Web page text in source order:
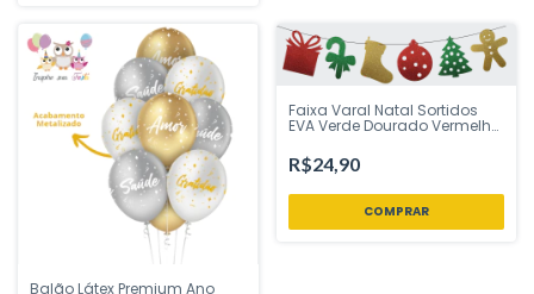
Balão Látex Premium Ano
Faixa Varal Natal Sortidos
EVA Verde Dourado Vermelho
Loja
R$24,90